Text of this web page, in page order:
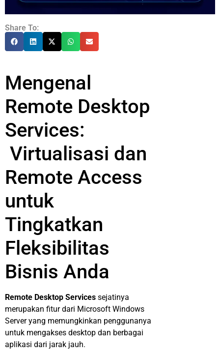
Share To:
Mengenal
Remote Desktop
Services:
Virtualisasi dan
Remote Access
untuk
Tingkatkan
Fleksibilitas
Bisnis Anda
Remote Desktop Services sejatinya
merupakan fitur dari Microsoft Windows
Server yang memungkinkan penggunanya
untuk mengakses desktop dan berbagai
aplikasi dari jarak jauh.